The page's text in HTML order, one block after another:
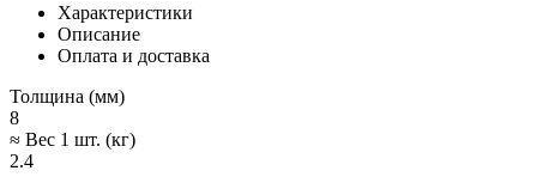
Характеристики
Описание
Оплата и доставка
Толщина (мм)
8
≈ Вес 1 шт. (кг)
2.4